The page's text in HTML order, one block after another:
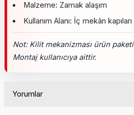
Malzeme: Zamak alaşım
Kullanım Alanı: İç mekân kapıları
Not: Kilit mekanizması ürün
Montaj kullanıcıya aittir.
Yorumlar